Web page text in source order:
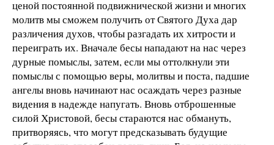
ценой постоянной подвижнической жизни и многих
молитв мы сможем получить от Святого Духа дар
различения духов, чтобы разгадать их хитрости и
переиграть их. Вначале бесы нападают на нас через
дурные помыслы, затем, если мы оттолкнули эти
помыслы с помощью веры, молитвы и поста, падшие
ангелы вновь начинают нас осаждать через разные
видения в надежде напугать. Вновь отброшенные
силой Христовой, бесы стараются нас обмануть,
притворяясь, что могут предсказывать будущие